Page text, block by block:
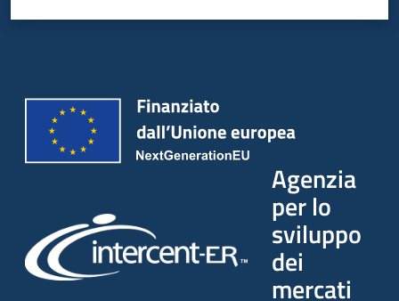
Agenzia
per lo
sviluppo
dei
mercati